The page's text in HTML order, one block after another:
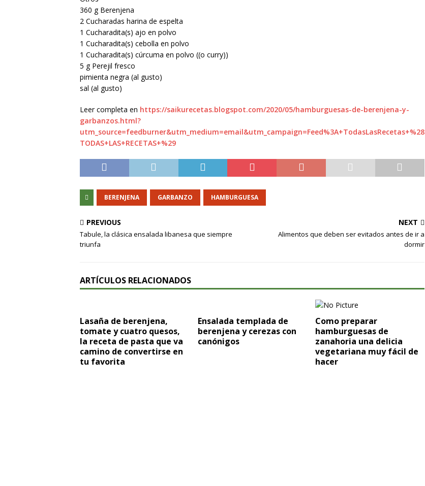
360 g Berenjena
2 Cucharadas harina de espelta
1 Cucharadita(s) ajo en polvo
1 Cucharadita(s) cebolla en polvo
1 Cucharadita(s) cúrcuma en polvo ((o curry))
5 g Perejil fresco
pimienta negra (al gusto)
sal (al gusto)
Leer completa en https://saikurecetas.blogspot.com/2020/05/hamburguesas-de-berenjena-y-
garbanzos.html?
utm_source=feedburner&utm_medium=email&utm_campaign=Feed%3A+TodasLasRecetas+%28
TODAS+LAS+RECETAS+%29
BERENJENA GARBANZO HAMBURGUESA
PREVIOUS
Tabule, la clásica ensalada libanesa que siempre
triunfa
NEXT
Alimentos que deben ser evitados antes de ir a
dormir
ARTÍCULOS RELACIONADOS
Lasaña de berenjena,
tomate y cuatro quesos,
la receta de pasta que va
camino de convertirse en
tu favorita
Ensalada templada de
berenjena y cerezas con
canónigos
Como preparar
hamburguesas de
zanahoria una delicia
vegetariana muy fácil de
hacer